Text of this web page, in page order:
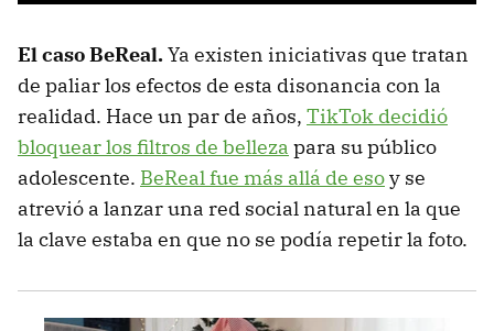
El caso BeReal.Ya existen iniciativas que tratan
de paliar los efectos de esta disonancia con la
realidad. Hace un par de años, TikTok decidió
bloquear los filtros de belleza para su público
adolescente. BeReal fue más allá de esoy se
atrevió a lanzar una red social natural en la que
la clave estaba en que no se podía repetir la foto.